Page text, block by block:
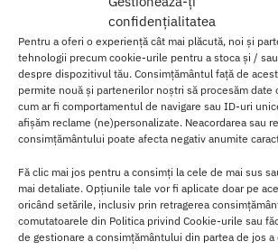
confidențialitatea
Pentru a oferi o experiență cât mai plăcută, noi și
tehnologii precum cookie-urile pentru a stoca și /
despre dispozitivul tău. Consimțământul față de
permite nouă și partenerilor noștri să procesăm date
cum ar fi comportamentul de navigare sau ID-uri
afișăm reclame (ne)personalizate. Neacordarea sau
consimțământului poate afecta negativ anumite
Fă clic mai jos pentru a consimți la cele de mai sus
mai detaliate. Opțiunile tale vor fi aplicate doar pe
oricând setările, inclusiv prin retragerea
comutatoarele din Politica privind Cookie-urile sau
de gestionare a consimțământului din partea de jos a
sunt de cea mai inalta calitate; aluminiu si
inlocuirea plasticului. Aceasta gama ofera
detaliu, astfel incat veti fi cu siguranta
obtinute de catre designerii nostri.
StimulatorulPret-A-Portereste o versiune
Vibration.
tin
e
un
mo